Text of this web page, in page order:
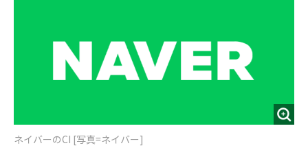
ネイバーのCI [写真=ネイバー]